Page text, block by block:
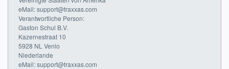
MEIN KONTO
WARENKORB
eMail: support@traxxas.com
Verantwortliche Person:
Gaston Schul B.V.
Kazernestraat 10
5928 NL Venlo
Niederlande
eMail: support@traxxas.com